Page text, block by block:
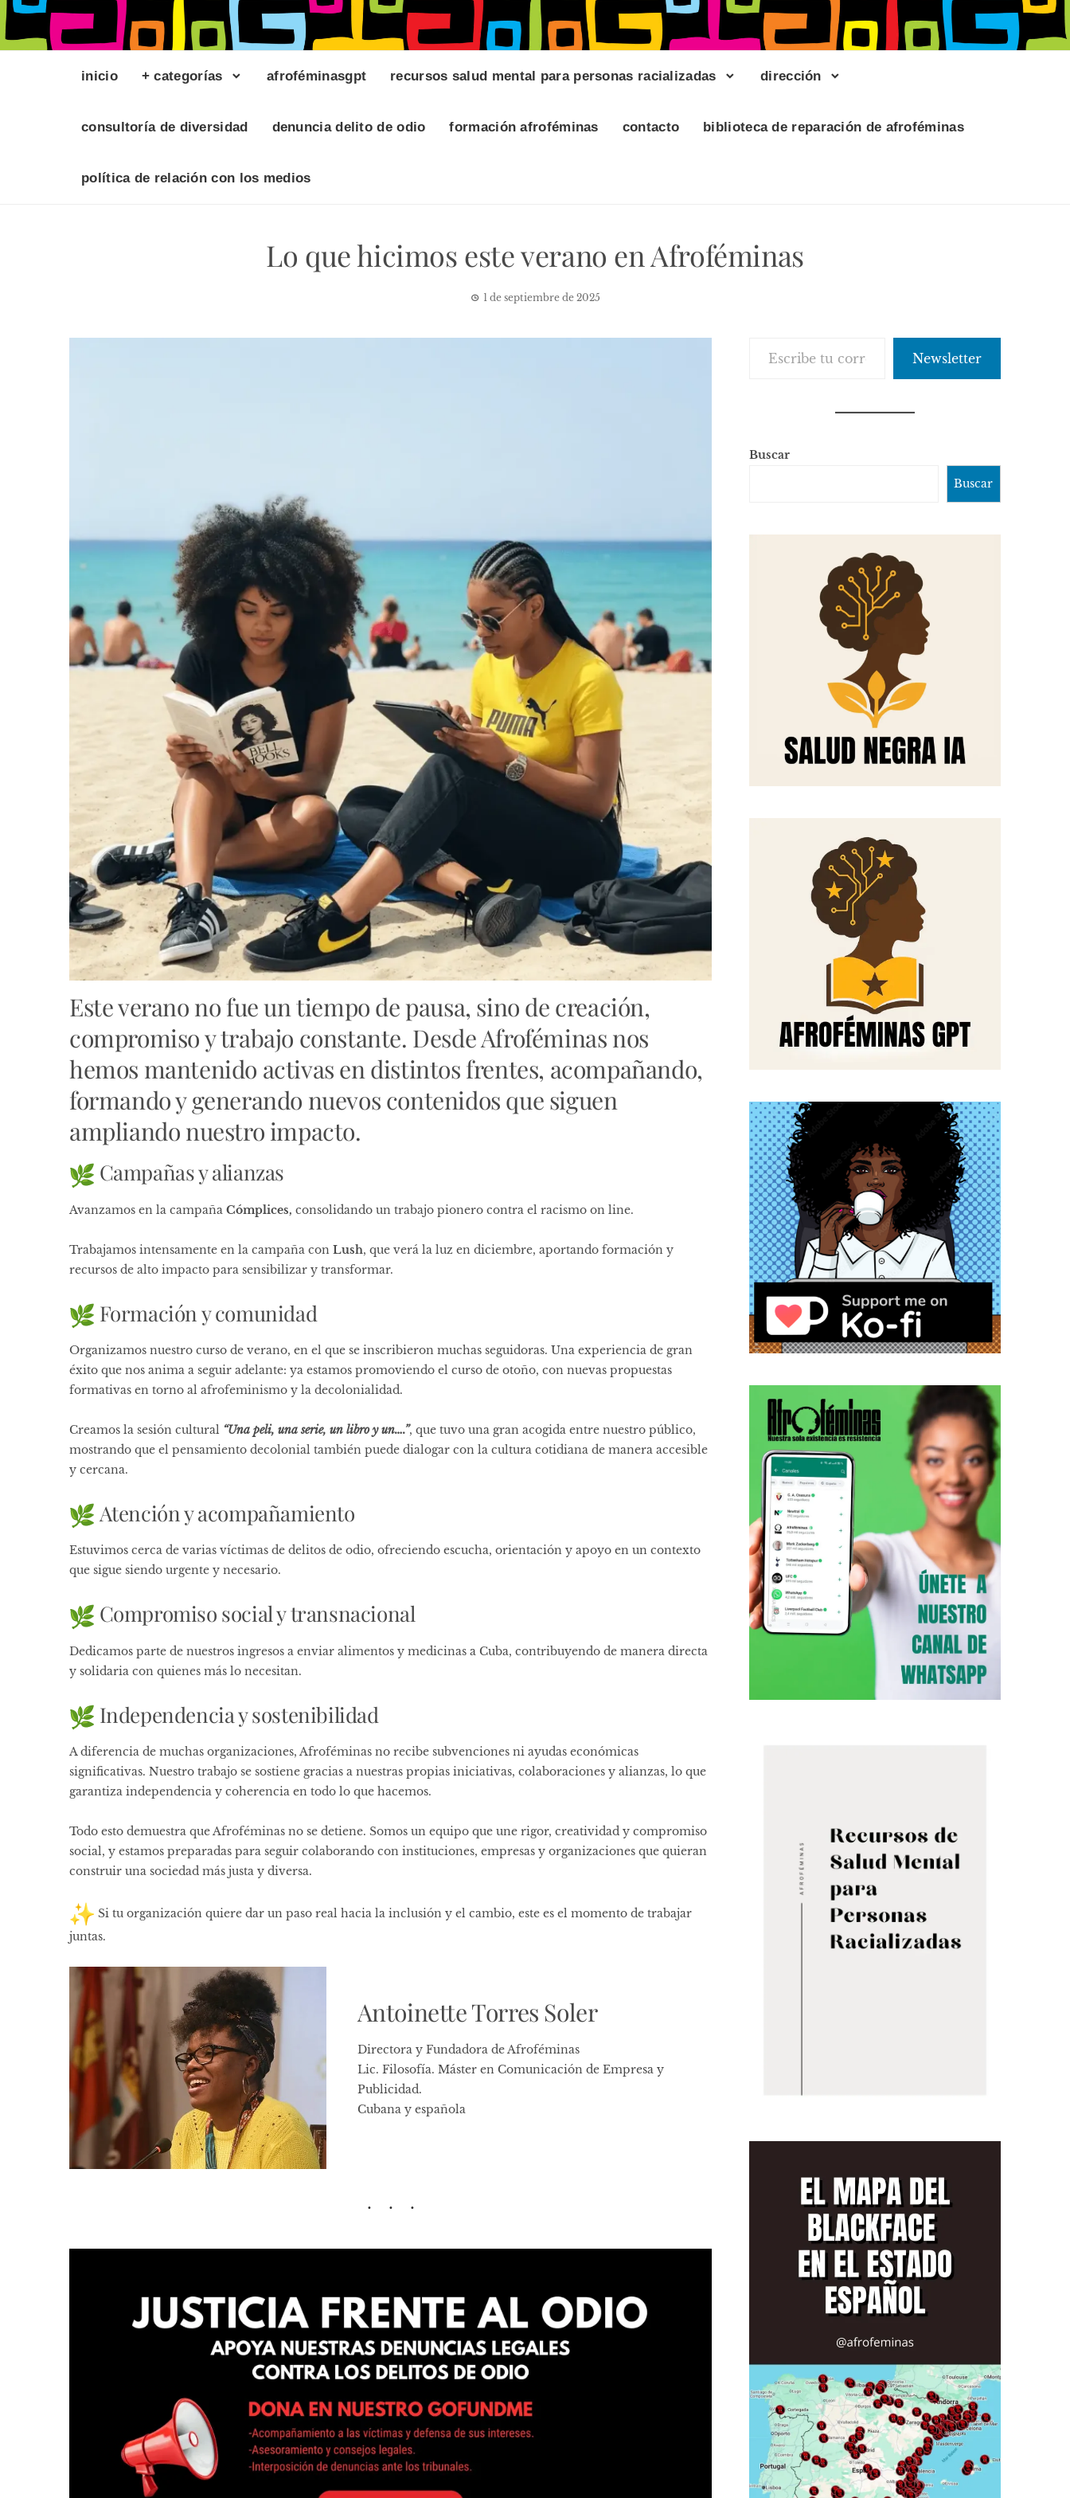
inicio + categorías afroféminasgpt recursos salud mental para personas racializadas dirección
consultoría de diversidad denuncia delito de odio formación afroféminas contacto biblioteca de reparación de afroféminas
política de relación con los medios
Lo que hicimos este verano en Afroféminas
1 de septiembre de 2025
Este verano no fue un tiempo de pausa, sino de creación,
compromiso y trabajo constante. Desde Afroféminas nos
hemos mantenido activas en distintos frentes, acompañando,
formando y generando nuevos contenidos que siguen
ampliando nuestro impacto.
Campañas y alianzas
Avanzamos en la campaña Cómplices, consolidando un trabajo pionero contra el racismo on line.
Trabajamos intensamente en la campaña con Lush, que verá la luz en diciembre, aportando formación y
recursos de alto impacto para sensibilizar y transformar.
Formación y comunidad
Organizamos nuestro curso de verano, en el que se inscribieron muchas seguidoras. Una experiencia de gran
éxito que nos anima a seguir adelante: ya estamos promoviendo el curso de otoño, con nuevas propuestas
formativas en torno al afrofeminismo y la decolonialidad.
Creamos la sesión cultural “Una peli, una serie, un libro y un….”, que tuvo una gran acogida entre nuestro público,
mostrando que el pensamiento decolonial también puede dialogar con la cultura cotidiana de manera accesible
y cercana.
Atención y acompañamiento
Estuvimos cerca de varias víctimas de delitos de odio, ofreciendo escucha, orientación y apoyo en un contexto
que sigue siendo urgente y necesario.
Compromiso social y transnacional
Dedicamos parte de nuestros ingresos a enviar alimentos y medicinas a Cuba, contribuyendo de manera directa
y solidaria con quienes más lo necesitan.
Independencia y sostenibilidad
A diferencia de muchas organizaciones, Afroféminas no recibe subvenciones ni ayudas económicas
significativas. Nuestro trabajo se sostiene gracias a nuestras propias iniciativas, colaboraciones y alianzas, lo que
garantiza independencia y coherencia en todo lo que hacemos.
Todo esto demuestra que Afroféminas no se detiene. Somos un equipo que une rigor, creatividad y compromiso
social, y estamos preparadas para seguir colaborando con instituciones, empresas y organizaciones que quieran
construir una sociedad más justa y diversa.
Si tu organización quiere dar un paso real hacia la inclusión y el cambio, este es el momento de trabajar
juntas.
Antoinette Torres Soler
Directora y Fundadora de Afroféminas
Lic. Filosofía. Máster en Comunicación de Empresa y
Publicidad.
Cubana y española
Newsletter
Buscar
Buscar